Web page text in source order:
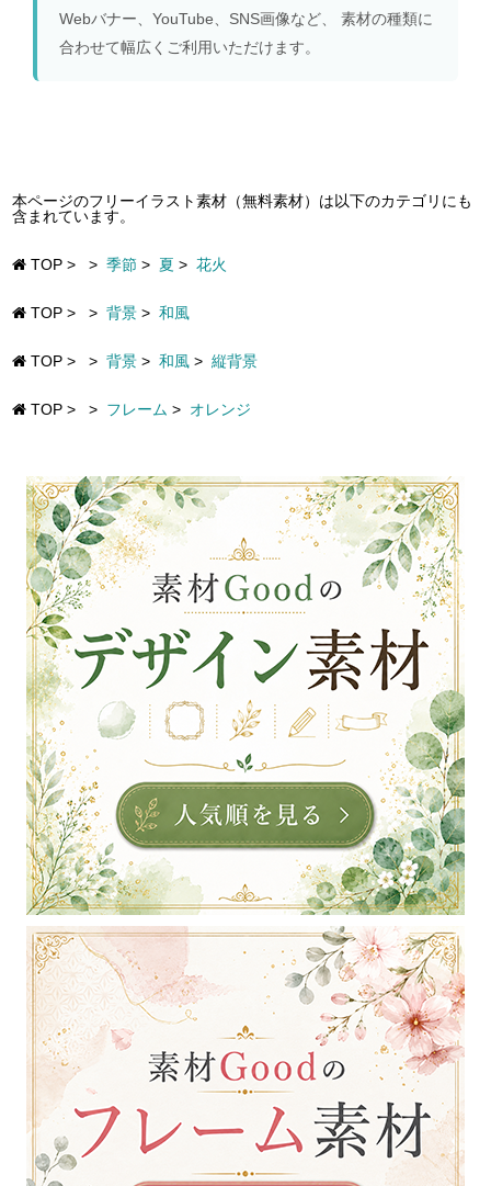
Webバナー、YouTube、SNS画像など、 素材の種類に
合わせて幅広くご利用いただけます。
本ページのフリーイラスト素材（無料素材）は以下のカテゴリにも
含まれています。
TOP > > 季節 > 夏 > 花火
TOP > > 背景 > 和風
TOP > > 背景 > 和風 > 縦背景
TOP > > フレーム > オレンジ